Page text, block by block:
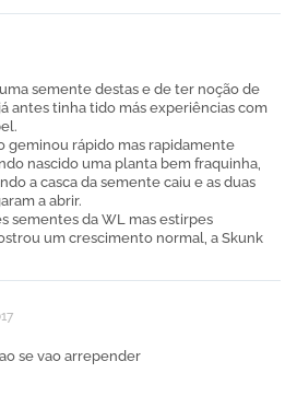
semente destas e de ter noção de
antes tinha tido más experiências com
geminou rápido mas rapidamente
nascido uma planta bem fraquinha,
a casca da semente caiu e as duas
a abrir.
sementes da WL mas estirpes
um crescimento normal, a Skunk
se vao arrepender